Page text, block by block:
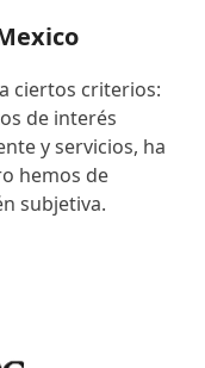
ciertos criterios:
de interés
y servicios, ha
hemos de
subjetiva.